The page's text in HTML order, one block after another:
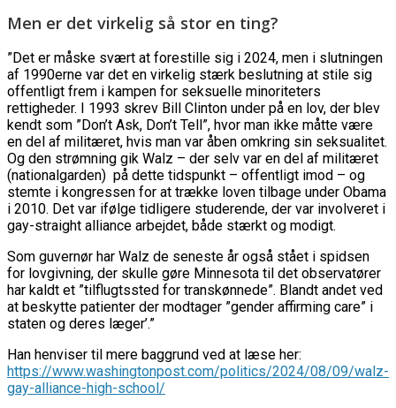
Men er det virkelig så stor en ting?
”Det er måske svært at forestille sig i 2024, men i slutningen
af 1990erne var det en virkelig stærk beslutning at stile sig
offentligt frem i kampen for seksuelle minoriteters
rettigheder. I 1993 skrev Bill Clinton under på en lov, der blev
kendt som ”Don’t Ask, Don’t Tell”, hvor man ikke måtte være
en del af militæret, hvis man var åben omkring sin seksualitet.
Og den strømning gik Walz – der selv var en del af militæret
(nationalgarden) på dette tidspunkt – offentligt imod – og
stemte i kongressen for at trække loven tilbage under Obama
i 2010. Det var ifølge tidligere studerende, der var involveret i
gay-straight alliance arbejdet, både stærkt og modigt.
Som guvernør har Walz de seneste år også stået i spidsen
for lovgivning, der skulle gøre Minnesota til det observatører
har kaldt et ”tilflugtssted for transkønnede”. Blandt andet ved
at beskytte patienter der modtager ”gender affirming care” i
staten og deres læger’.”
Han henviser til mere baggrund ved at læse her:
https://www.washingtonpost.com/politics/2024/08/09/walz-
gay-alliance-high-school/